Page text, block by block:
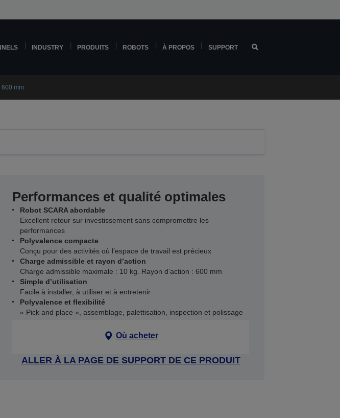
INDUSTRY PRODUITS ROBOTS À PROPOS SUPPORT
mm
Performances et qualité optimales
Robot SCARA abordable
Excellent retour sur investissement sans compromettre les
performances
Polyvalence compacte
Conçu pour des activités où l’espace de travail est précieux
Charge admissible et rayon d’action
Charge admissible maximale : 10 kg. Rayon d’action : 600 mm
Simple d’utilisation
Facile à installer, à utiliser et à entretenir
Polyvalence et flexibilité
« Pick and place », assemblage, palettisation, inspection et polissage
Où acheter
ALLER À LA PAGE DE SUPPORT DE CE PRODUIT